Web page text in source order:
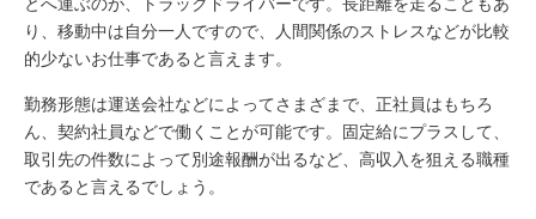
り、移動中は自分一人ですので、人間関係のストレスなどが比較
的少ないお仕事であると言えます。
勤務形態は運送会社などによってさまざまで、正社員はもちろ
ん、契約社員などで働くことが可能です。固定給にプラスして、
取引先の件数によって別途報酬が出るなど、高収入を狙える職種
であると言えるでしょう。